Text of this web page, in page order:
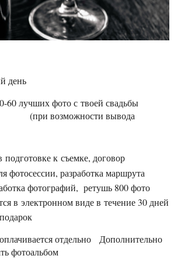
день
60 лучших фото с твоей свадьбы
(при возможности вывода
подготовке к съемке, договор
фотосессии, разработка маршрута
фотографий, ретушь 800 фото
в электронном виде в течение 30 дней
отдельно Дополнительно
фотоальбом